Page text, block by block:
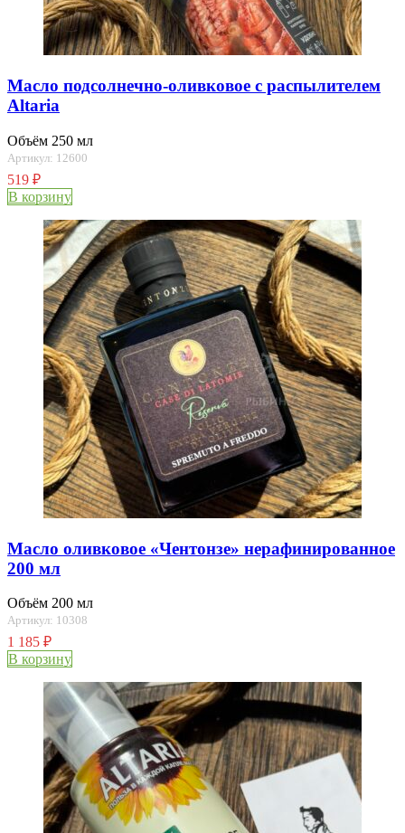
Масло подсолнечно-оливковое с распылителем
Altaria
Объём 250 мл
Артикул: 12600
519 ₽
В корзину
Масло оливковое «Чентонзе» нерафинированное
200 мл
Объём 200 мл
Артикул: 10308
1 185 ₽
В корзину